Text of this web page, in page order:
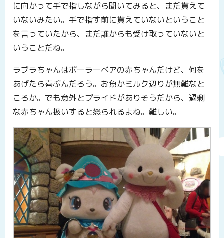
に向かって手で指しながら聞いてみると、まだ貰えて
いないみたい。手で指す前に貰えていないということ
を言っていたから、まだ誰からも受け取っていないと
いうことだね。
ラブラちゃんはポーラーベアの赤ちゃんだけど、何を
あげたら喜ぶんだろう。お魚かミルク辺りが無難なと
ころか。でも意外とプライドがありそうだから、過剰
な赤ちゃん扱いすると怒られるよね。難しい。